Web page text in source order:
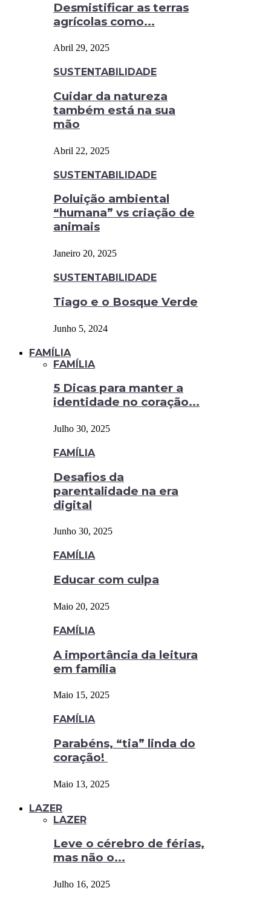
Desmistificar as terras
agrícolas como...
Abril 29, 2025
SUSTENTABILIDADE
Cuidar da natureza
também está na sua
mão
Abril 22, 2025
SUSTENTABILIDADE
Poluição ambiental
“humana” vs criação de
animais
Janeiro 20, 2025
SUSTENTABILIDADE
Tiago e o Bosque Verde
Junho 5, 2024
FAMÍLIA
FAMÍLIA
5 Dicas para manter a
identidade no coração...
Julho 30, 2025
FAMÍLIA
Desafios da
parentalidade na era
digital
Junho 30, 2025
FAMÍLIA
Educar com culpa
Maio 20, 2025
FAMÍLIA
A importância da leitura
em família
Maio 15, 2025
FAMÍLIA
Parabéns, “tia” linda do
coração!
Maio 13, 2025
LAZER
LAZER
Leve o cérebro de férias,
mas não o...
Julho 16, 2025